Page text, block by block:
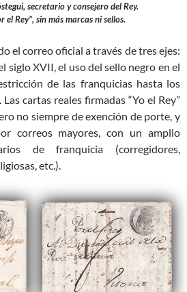
secretario y consejero del Rey.
el Rey”, sin más marcas ni sellos.
el correo oficial a través de tres ejes:
siglo XVII, el uso del sello negro en el
de las franquicias hasta los
cartas reales firmadas “Yo el Rey”
no siempre de exención de porte, y
correos mayores, con un amplio
de franquicia (corregidores,
etc.).